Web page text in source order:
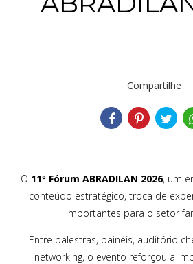
Compartilhe
O 11º Fórum ABRADILAN 2026, um
conteúdo estratégico, troca de
importantes para o setor
Entre palestras, painéis, auditório
networking, o evento reforçou a